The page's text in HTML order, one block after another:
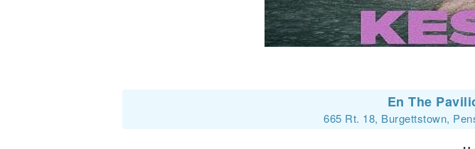
En The
665 Rt. 18, Burgettstown,